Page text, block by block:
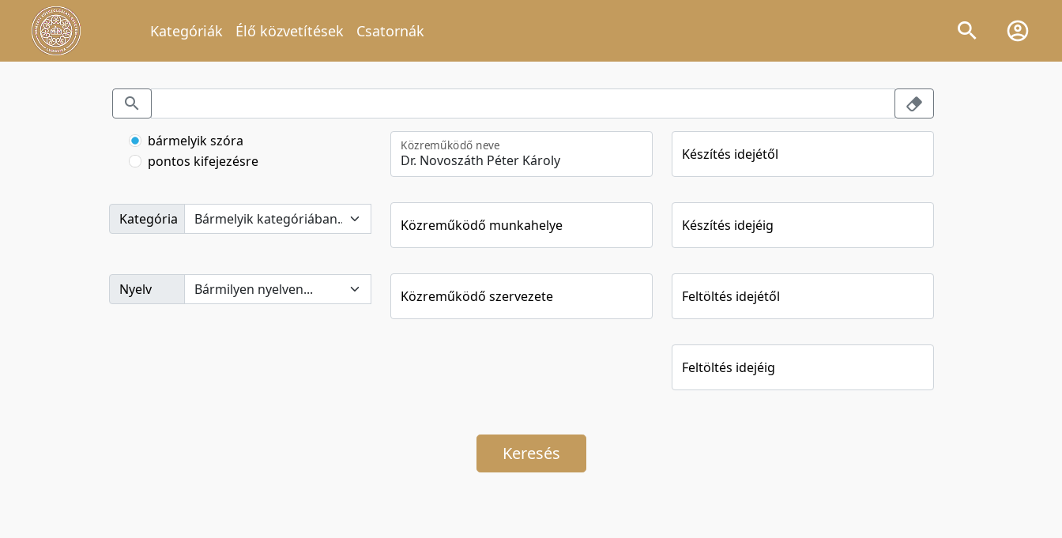
Kategóriák Élő közvetítések Csatornák
bármelyik szóra
pontos kifejezésre
Kategória
Nyelv
Közreműködő neve
Közreműködő munkahelye
Közreműködő szervezete
Készítés idejétől
Készítés idejéig
Feltöltés idejétől
Feltöltés idejéig
Keresés